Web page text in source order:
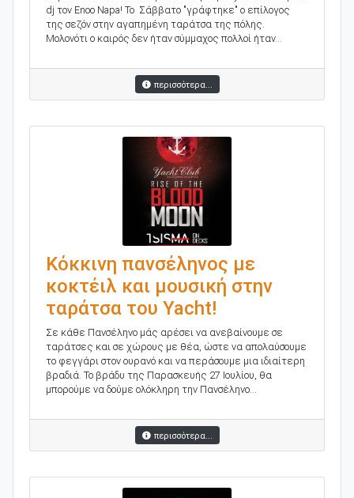
dj τον Enoo Napa! Το Σάββατο "γράφτηκε" ο επίλογος
της σεζόν στην αγαπημένη ταράτσα της πόλης.
Μολονότι ο καιρός δεν ήταν σύμμαχος πολλοί ήταν...
περισσότερα...
Κόκκινη πανσέληνος με
κοκτέιλ και μουσική στην
ταράτσα του Yacht!
Σε κάθε Πανσέληνο μάς αρέσει να ανεβαίνουμε σε
ταράτσες και σε χώρους με θέα, ώστε να απολαύσουμε
το φεγγάρι στον ουρανό και να περάσουμε μια ιδιαίτερη
βραδιά. Το βράδυ της Παρασκευής 27 Ιουλίου, θα
μπορούμε να δούμε ολόκληρη την Πανσέληνο...
περισσότερα...